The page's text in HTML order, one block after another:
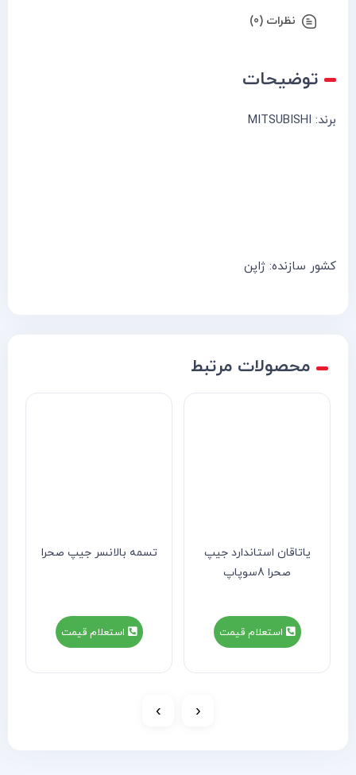
نظرات (0)
توضیحات
برند: MITSUBISHI
کشور سازنده: ژاپن
محصولات مرتبط
یاتاقان استاندارد جیپ
صحرا 8سوپاپ
استعلام قیمت
تسمه بالانسر جیپ صحرا
استعلام قیمت
‹
›